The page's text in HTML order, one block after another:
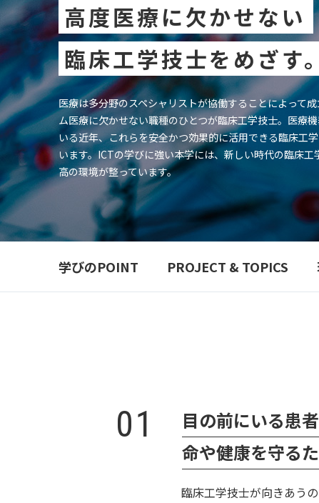
情報メディア学
情報メディア
大学院
学生便覧
シラバス
高度医療に欠かせない
臨床工学技士をめざす。
医療は多分野のスペシャリストが協働することによって
ム医療に欠かせない職種のひとつが臨床工学技士。医療
いる近年、これらを安全かつ効果的に活用できる臨床工
います。ICTの学びに強い本学には、新しい時代の臨床
高の環境が整っています。
学びのPOINT PROJECT & TOPICS
01
目の前にいる患
命や健康を守る
臨床工学技士が向きあう